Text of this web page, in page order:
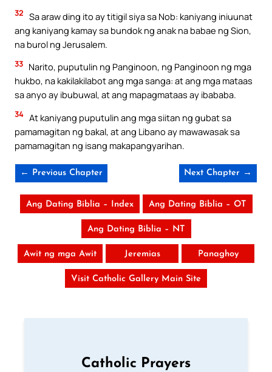
32 Sa araw ding ito ay titigil siya sa Nob: kaniyang iniuunat
ang kaniyang kamay sa bundok ng anak na babae ng Sion,
na burol ng Jerusalem.
33 Narito, puputulin ng Panginoon, ng Panginoon ng mga
hukbo, na kakilakilabot ang mga sanga: at ang mga mataas
sa anyo ay ibubuwal, at ang mapagmataas ay ibababa.
34 At kaniyang puputulin ang mga siitan ng gubat sa
pamamagitan ng bakal, at ang Libano ay mawawasak sa
pamamagitan ng isang makapangyarihan.
← Previous Chapter Next Chapter →
Ang Dating Biblia – Index Ang Dating Biblia – OT
Ang Dating Biblia – NT
Awit ng mga Awit Jeremias Panaghoy
Visit Catholic Gallery Main Site
Catholic Prayers